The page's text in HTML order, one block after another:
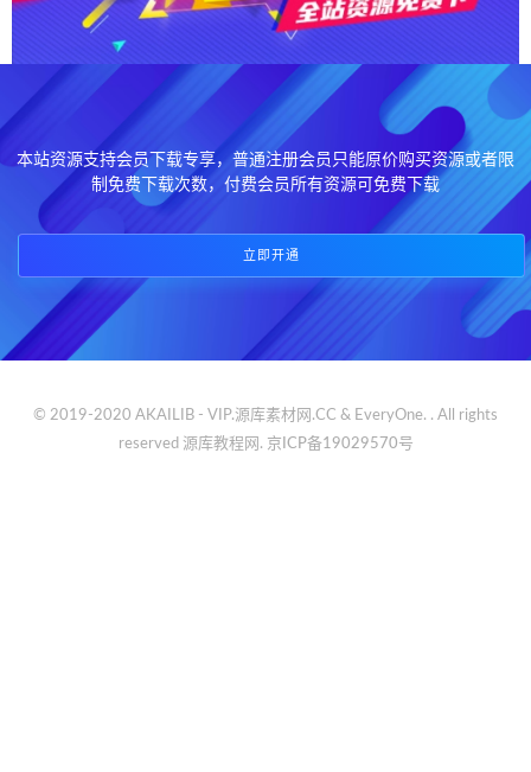
本站资源支持会员下载专享，普通注册会员只能原价购买资源或者限
制免费下载次数，付费会员所有资源可免费下载
立即开通
© 2019-2020 AKAILIB - VIP.源库素材网.CC & EveryOne. . All rights
reserved 源库教程网. 京ICP备19029570号